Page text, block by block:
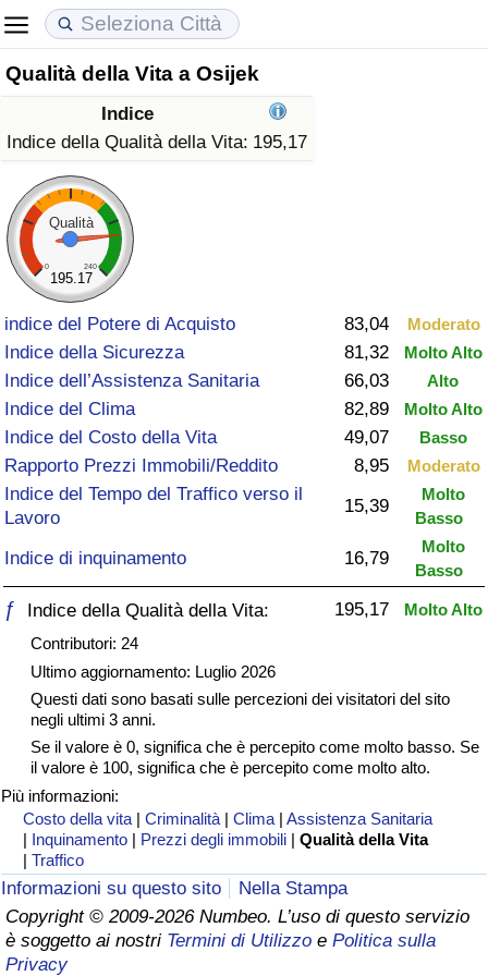
Qualità della Vita a Osijek
Indice
Indice della Qualità della Vita: 195,17
Qualità
0 240
195.17
indice del Potere di Acquisto 83,04 Moderato
Indice della Sicurezza 81,32 Molto Alto
Indice dell’Assistenza Sanitaria 66,03 Alto
Indice del Clima 82,89 Molto Alto
Indice del Costo della Vita 49,07 Basso
Rapporto Prezzi Immobili/Reddito 8,95 Moderato
Indice del Tempo del Traffico verso il
Lavoro
15,39
Molto
Basso
Indice di inquinamento 16,79
Molto
Basso
ƒ Indice della Qualità della Vita: 195,17
Molto Alto
Contributori: 24
Ultimo aggiornamento: Luglio 2026
Questi dati sono basati sulle percezioni dei visitatori del sito
negli ultimi 3 anni.
Se il valore è 0, significa che è percepito come molto basso. Se
il valore è 100, significa che è percepito come molto alto.
Più informazioni:
Costo della vita |Criminalità |Clima |Assistenza Sanitaria
| Inquinamento | Prezzi degli immobili |Qualità della Vita
|Traffico
Informazioni su questo sito
Nella Stampa
Copyright © 2009-2026 Numbeo. L’uso di questo servizio
è soggetto ai nostri Termini di Utilizzo e Politica sulla
Privacy
Costo della vita
Indice Del Costo Della Vita (corrente)
Indice Del Costo Della Vita
Indice del Costo della Vita per Nazione
ad Aqaba
Prezzi degli immobili
Indice del Prezzo delle Case (Corrente)
Indice del Prezzo delle Case
Indice del Prezzo delle Case per Nazione
Qualità della Vita
Indice della Qualità della Vita
Indice della Qualità della Vita (Corrente)
Indice della qualità della vita per Paese
Criminalità
Indice del Tasso di Criminalità (Corrente)
Indice della Criminalità
Indice di criminalità per paese
Assistenza Sanitaria
Indice dell’Assistenza Sanitaria (Corrente)
Indice dell’Assistenza Sanitaria
Indice dell’Assistenza Sanitaria per
Nazione
Inquinamento
Indice dell’Inquinamento (Corrente)
Indice di inquinamento
Indice dell’Inquinamento per Nazione